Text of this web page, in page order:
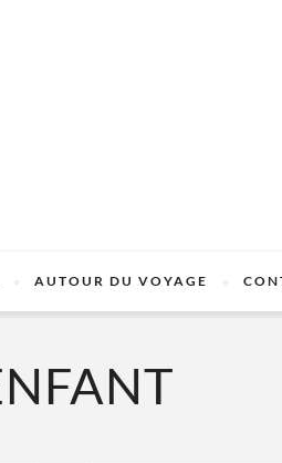
AUTOUR DU VOYAGE